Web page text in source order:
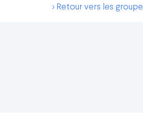
> Retour vers les